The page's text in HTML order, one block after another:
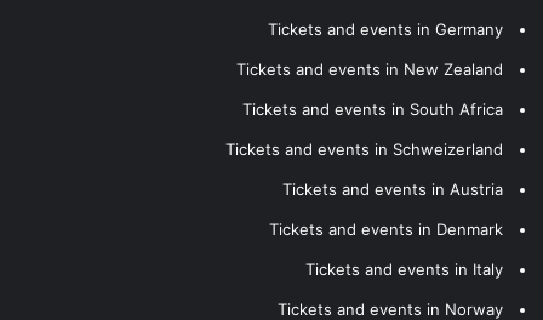
Tickets and events in Germany
Tickets and events in New Zealand
Tickets and events in South Africa
Tickets and events in Schweizerland
Tickets and events in Austria
Tickets and events in Denmark
Tickets and events in Italy
Tickets and events in Norway